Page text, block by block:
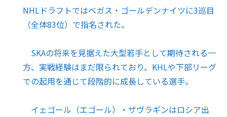
NHLドラフトではベガス・ゴールデンナイツに3巡目
（全体83位）で指名された。
SKAの将来を見据えた大型若手として期待される一
方、実戦経験はまだ限られており、KHLや下部リーグ
での起用を通じて段階的に成長している選手。
イェゴール（エゴール）・ザヴラギンはロシア出